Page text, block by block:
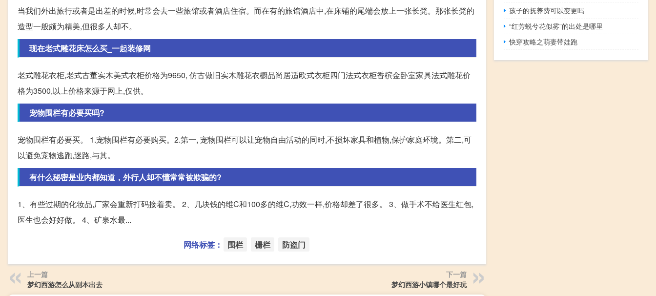
当我们外出旅行或者是出差的时候,时常会去一些旅馆或者酒店住宿。而在有的旅馆酒店中,在床铺的尾端会放上一张长凳。那张长凳的
造型一般颇为精美,但很多人却不。
现在老式雕花床怎么买_一起装修网
老式雕花衣柜,老式古董实木美式衣柜价格为9650, 仿古做旧实木雕花衣橱品尚居适欧式衣柜四门法式衣柜香槟金卧室家具法式雕花价
格为3500,以上价格来源于网上,仅供。
宠物围栏有必要买吗?
宠物围栏有必要买。 1.宠物围栏有必要购买。2.第一, 宠物围栏可以让宠物自由活动的同时,不损坏家具和植物,保护家庭环境。第二,可
以避免宠物逃跑,迷路,与其。
有什么秘密是业内都知道，外行人却不懂常常被欺骗的?
1、有些过期的化妆品,厂家会重新打码接着卖。 2、几块钱的维C和100多的维C,功效一样,价格却差了很多。 3、做手术不给医生红包,
医生也会好好做。 4、矿泉水最...
网络标签： 围栏 栅栏 防盗门
上一篇
梦幻西游怎么从副本出去
下一篇
梦幻西游小镇哪个最好玩
孩子的抚养费可以变更吗
“红芳蜕兮花似雾”的出处是哪里
快穿攻略之萌妻带娃跑